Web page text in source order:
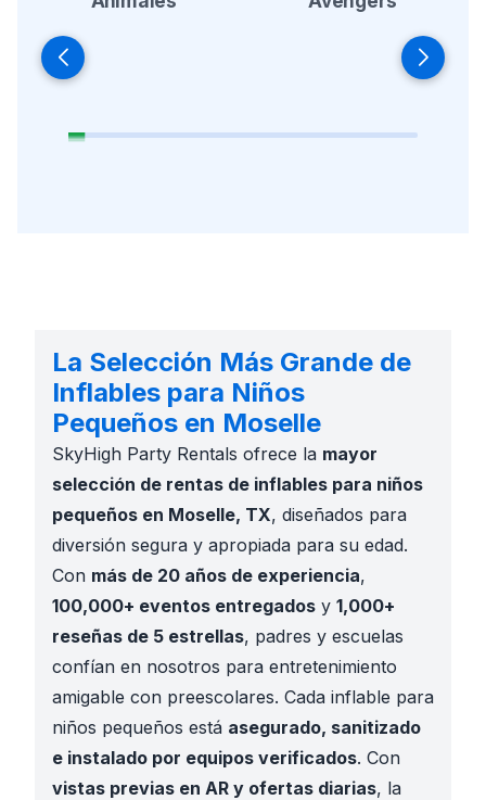
La Selección Más Grande de
Inflables para Niños
Pequeños en Moselle
SkyHigh Party Rentals ofrece la mayor
selección de rentas de inflables para niños
pequeños en Moselle, TX, diseñados para
diversión segura y apropiada para su edad.
Con más de 20 años de experiencia,
100,000+ eventos entregados y 1,000+
reseñas de 5 estrellas, padres y escuelas
confían en nosotros para entretenimiento
amigable con preescolares. Cada inflable para
niños pequeños está asegurado, sanitizado
e instalado por equipos verificados. Con
vistas previas en AR y ofertas diarias, la